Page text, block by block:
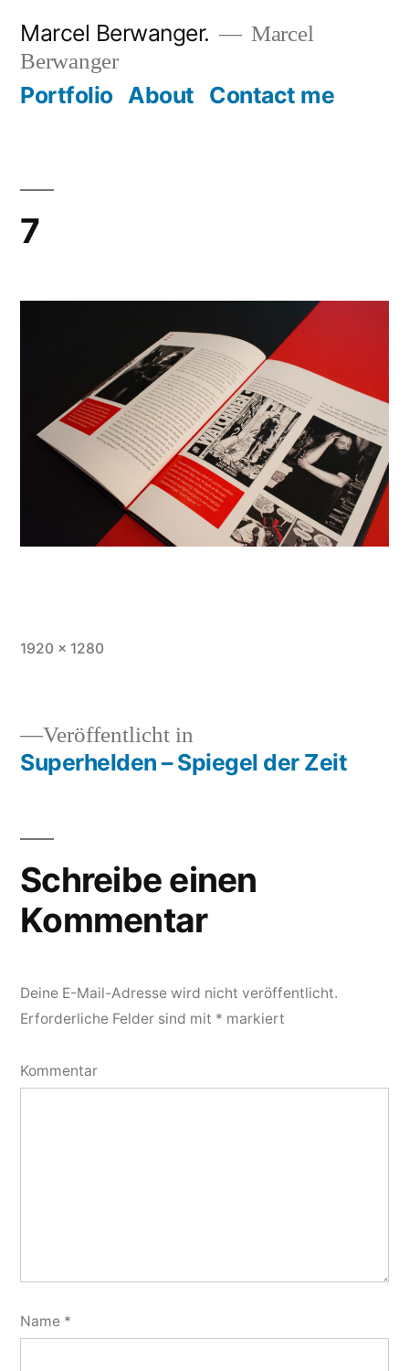
Inhalt
springen
Marcel Berwanger.
Marcel
Berwanger
Portfolio About Contact me
7
Vollständige
1920 × 1280
Beitragsnavigation
Veröffentlicht in
Superhelden – Spiegel der Zeit
Schreibe einen
Kommentar
Deine E-Mail-Adresse wird nicht veröffentlicht.
Erforderliche Felder sind mit * markiert
Kommentar
Name *